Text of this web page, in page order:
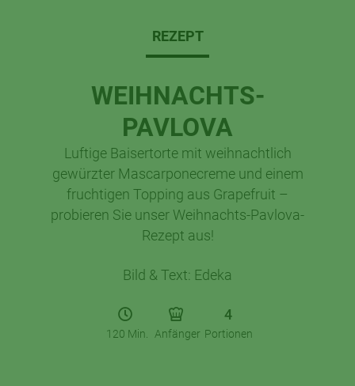
REZEPT
WEIHNACHTS-
PAVLOVA
Luftige Baisertorte mit weihnachtlich
gewürzter Mascarponecreme und einem
fruchtigen Topping aus Grapefruit –
probieren Sie unser Weihnachts-Pavlova-
Rezept aus!
Bild & Text: Edeka
120 Min. Anfänger
4
Portionen